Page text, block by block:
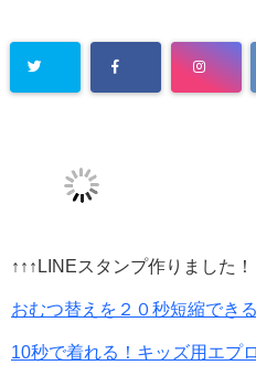
↑↑↑LINEスタンプ作りました！
おむつ替えを２０秒短縮でき
10秒で着れる！キッズ用エプ